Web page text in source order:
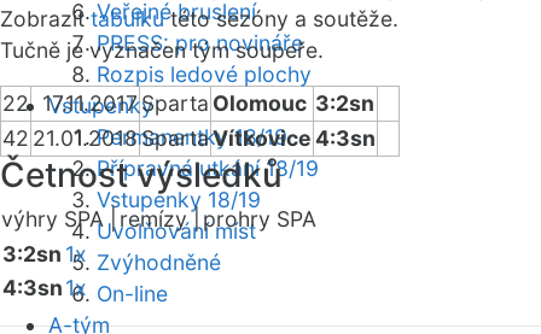
Veřejné bruslení
PRESS: pro novináře
Rozpis ledové plochy
Vstupenky
Permanentky 18/19
Přípravná utkání 18/19
Vstupenky 18/19
Uvolňování míst
Zvýhodněné
On-line
A-tým
Zobrazittabulkutéto sezóny a soutěže.
Tučně je vyznačen tým soupeře.
22 17.11.2017Sparta Olomouc 3:2sn
42 21.01.2018SpartaVítkovice4:3sn
Četnost výsledků
výhry SPA | remízy | prohry SPA
3:2sn 1x
4:3sn1x